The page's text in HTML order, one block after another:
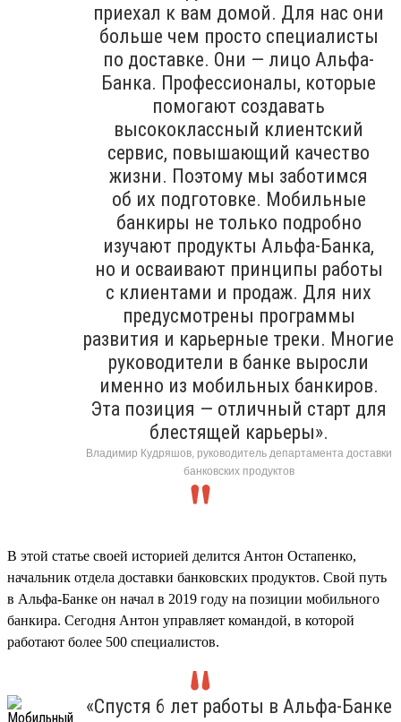
приехал к вам домой. Для нас они
больше чем просто специалисты
по доставке. Они — лицо Альфа-
Банка. Профессионалы, которые
помогают создавать
высококлассный клиентский
сервис, повышающий качество
жизни. Поэтому мы заботимся
об их подготовке. Мобильные
банкиры не только подробно
изучают продукты Альфа-Банка,
но и осваивают принципы работы
с клиентами и продаж. Для них
предусмотрены программы
развития и карьерные треки. Многие
руководители в банке выросли
именно из мобильных банкиров.
Эта позиция — отличный старт для
блестящей карьеры».
Владимир Кудряшов, руководитель департамента доставки
банковских продуктов
В этой статье своей историей делится Антон Остапенко,
начальник отдела доставки банковских продуктов. Свой путь
в Альфа-Банке он начал в 2019 году на позиции мобильного
банкира. Сегодня Антон управляет командой, в которой
работают более 500 специалистов.
«Спустя 6 лет работы в Альфа-Банке